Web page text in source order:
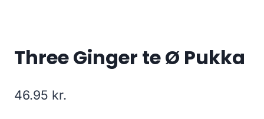
Three Ginger te Ø Pukka
46.95 kr.